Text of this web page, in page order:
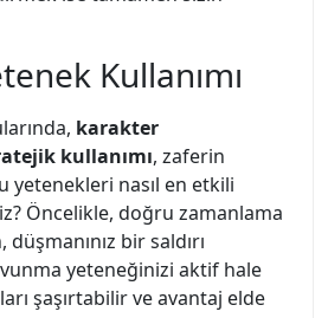
Kullanımı
karakter
kullanımı, zaferin
yetenekleri nasıl en etkili
Öncelikle, doğru zamanlama
bir saldırı
yeteneğinizi aktif hale
şaşırtabilir ve avantaj elde